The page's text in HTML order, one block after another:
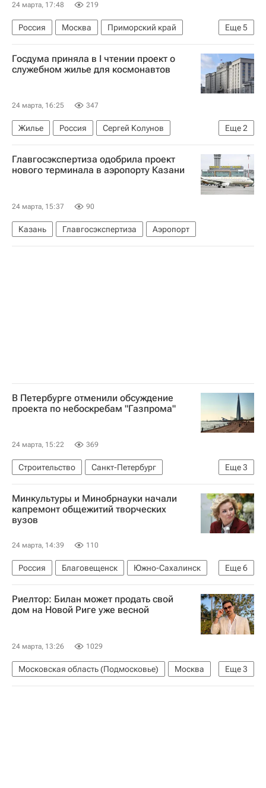
24 марта, 17:48 219
Еще5
Россия Москва
Приморский край
Министерство строительства и жилищно-коммунального хозяйства РФ (Минстрой России)
МЧС России (Министерство РФ по делам гражданской обороны, чрезвычайным ситуациям и ликвидации последствий стихийных бедствий)
Федеральная служба государственной регистрации, кадастра и картографии (Росреестр)
Регионы
Цифровизация
Госдума приняла в I чтении проект о
служебном жилье для космонавтов
24 марта, 16:25 347
Еще2
Жилье Россия
Сергей Колунов
Роскосмос
Госдума РФ
Главгосэкспертиза одобрила проект
нового терминала в аэропорту Казани
24 марта, 15:37 90
Казань Главгосэкспертиза Аэропорт
В Петербурге отменили обсуждение
проекта по небоскребам "Газпрома"
24 марта, 15:22 369
Еще3
Строительство
Санкт-Петербург
Приморский район
Газпром Лахта Центр
Минкультуры и Минобрнауки начали
капремонт общежитий творческих
вузов
24 марта, 14:39 110
Еще6
Россия Благовещенск
Южно-Сахалинск
Ольга Любимова
Валентина Матвиенко
Совет Федерации РФ
ГИТИС
ВГИК
Риелтор: Билан может продать свой
дом на Новой Риге уже весной
24 марта, 13:26 1029
Еще3
Московская область (Подмосковье)
Москва
Дима Билан (Виктор Белан)